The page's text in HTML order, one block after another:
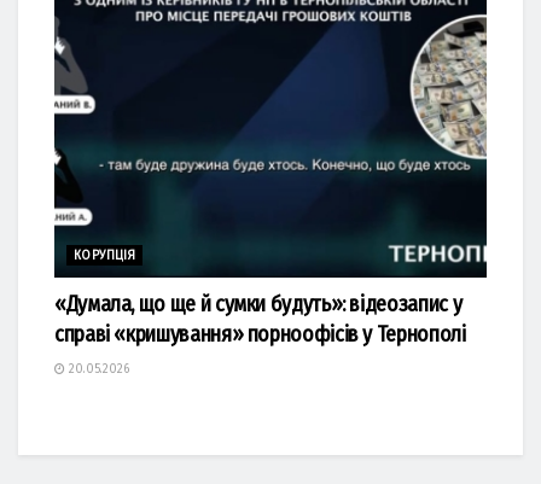
КОРУПЦІЯ
«Думала, що ще й сумки будуть»: відеозапис у
справі «кришування» порноофісів у Тернополі
20.05.2026